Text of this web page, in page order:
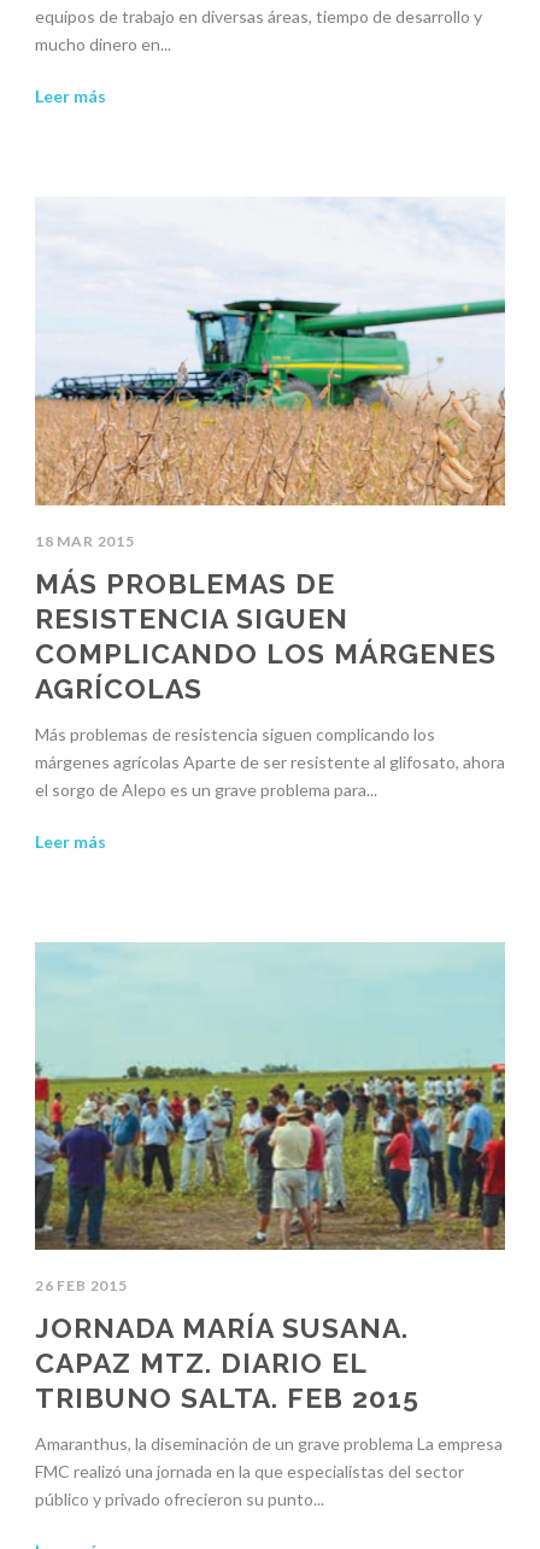
equipos de trabajo en diversas áreas, tiempo de desarrollo y
mucho dinero en...
Leer más
18 MAR 2015
MÁS PROBLEMAS DE
RESISTENCIA SIGUEN
COMPLICANDO LOS MÁRGENES
AGRÍCOLAS
Más problemas de resistencia siguen complicando los
márgenes agrícolas Aparte de ser resistente al glifosato, ahora
el sorgo de Alepo es un grave problema para...
Leer más
26 FEB 2015
JORNADA MARÍA SUSANA.
CAPAZ MTZ. DIARIO EL
TRIBUNO SALTA. FEB 2015
Amaranthus, la diseminación de un grave problema La empresa
FMC realizó una jornada en la que especialistas del sector
público y privado ofrecieron su punto...